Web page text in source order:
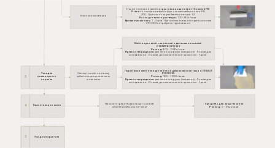
Нанести готовый раствор грунтовки концентрат «Coswick F00
Prime» с помощью валика (при использовании клея PU
205). Соотношение разбавления водой 1:3
Расход готового раствора: 120 - 280 г/м.кв.
Время высыхания: 1 - 2 часа. При использовании паркетного клея
SPU 303 не требуется грунтование.
Фото
Отличное основания
Уход за паркетом
5
Укладка
инженерного
паркета
Клей паркетный силановый однокомпонентный
COSWICK SPU 303
Расход: 800 – 1300 г/м.кв.
Время отверждения: для легких нагрузок (хождение) - 8 часов, для
шлифования - 12 часов, до окончательной прочности - 7 дней.
3
Паркетный клей полиуретановый двухкомпонентный COSWICK
PU 2K 205
Расход: 900 – 1300 г/м.кв.
Время отверждения: для легких нагрузок (хождение) - 8 часов, для
шлифования - 12 часов, до окончательной прочности - 7 дней.
Наносить клей на стяжку
зубчатым металлическим
шпателем
Фото
Герметизация швов
4 Средство для защиты швов
Расход: 5 –10 мл/м.кв.
Наносить средство для защиты швов
пластмассовым шпателем